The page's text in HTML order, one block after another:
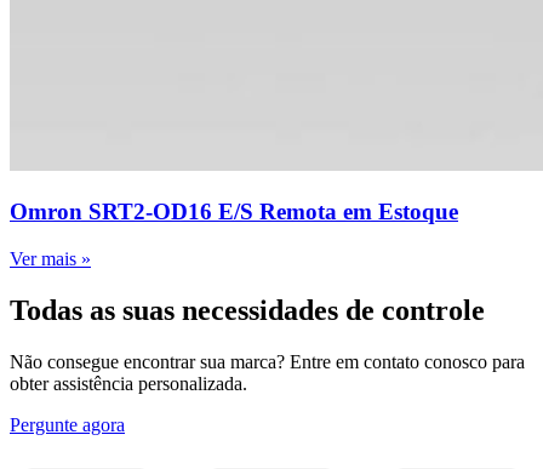
Omron SRT2-OD16 E/S Remota em Estoque
Ver mais »
Todas as suas necessidades de controle
Não consegue encontrar sua marca? Entre em contato conosco para
obter assistência personalizada.
Pergunte agora